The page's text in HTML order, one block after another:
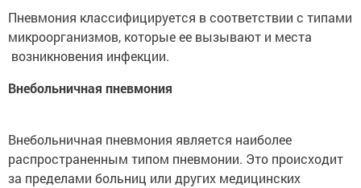
Пневмония классифицируется в соответствии с типами
микроорганизмов, которые ее вызывают и места
возникновения инфекции.
Внебольничная пневмония
Внебольничная пневмония является наиболее
распространенным типом пневмонии. Это происходит
за пределами больниц или других медицинских